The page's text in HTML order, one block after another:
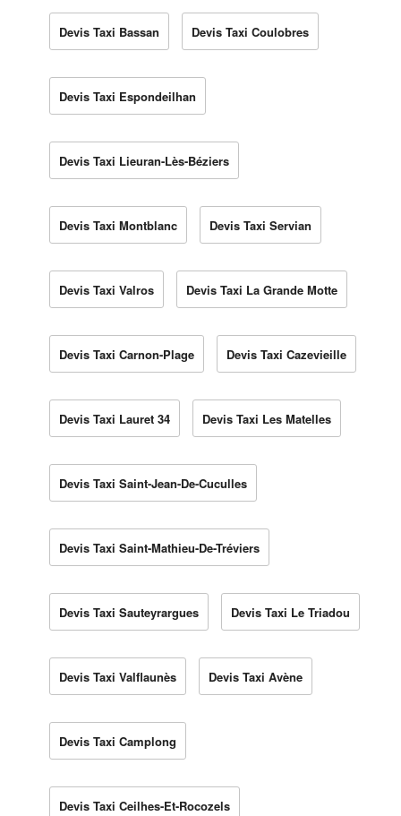
Devis Taxi Bassan Devis Taxi Coulobres
Devis Taxi Espondeilhan
Devis Taxi Lieuran-Lès-Béziers
Devis Taxi Montblanc Devis Taxi Servian
Devis Taxi Valros Devis Taxi La Grande Motte
Devis Taxi Carnon-Plage Devis Taxi Cazevieille
Devis Taxi Lauret 34 Devis Taxi Les Matelles
Devis Taxi Saint-Jean-De-Cuculles
Devis Taxi Saint-Mathieu-De-Tréviers
Devis Taxi Sauteyrargues Devis Taxi Le Triadou
Devis Taxi Valflaunès Devis Taxi Avène
Devis Taxi Camplong
Devis Taxi Ceilhes-Et-Rocozels